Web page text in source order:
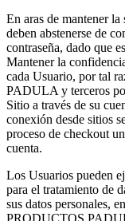
En aras de mantener
deben abstenerse de
contraseña, dado que
Mantener la
cada Usuario, por tal
PADULA y terceros
Sitio a través de su
conexión desde sitios
proceso de checkout
cuenta.
Los Usuarios pueden
para el tratamiento de
sus datos personales,
PRODUCTOS